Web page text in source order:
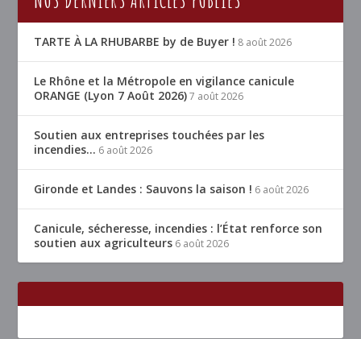
TARTE À LA RHUBARBE by de Buyer ! 8 août 2026
Le Rhône et la Métropole en vigilance canicule
ORANGE (Lyon 7 Août 2026) 7 août 2026
Soutien aux entreprises touchées par les
incendies… 6 août 2026
Gironde et Landes : Sauvons la saison ! 6 août 2026
Canicule, sécheresse, incendies : l’État renforce son
soutien aux agriculteurs 6 août 2026